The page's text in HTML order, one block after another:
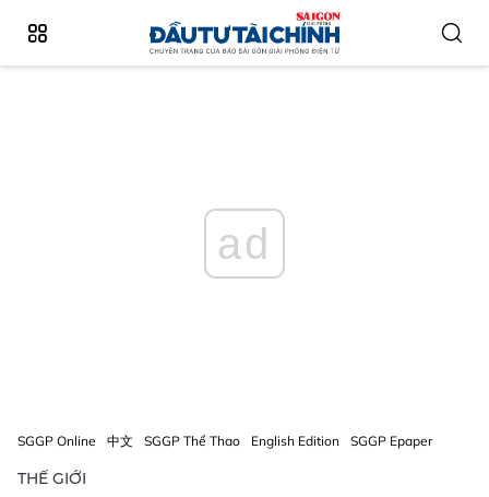
ad
SGGP Online 中文 SGGP Thể Thao English Edition SGGP Epaper
THẾ GIỚI